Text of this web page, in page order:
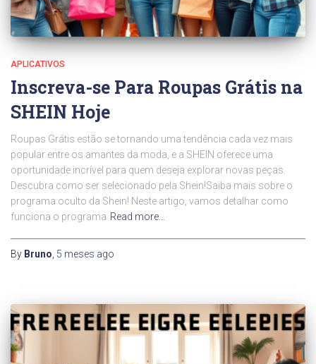
APLICATIVOS
Inscreva-se Para Roupas Grátis na
SHEIN Hoje
Roupas Grátis estão se tornando uma tendência cada vez mais
popular entre os amantes da moda, e a SHEIN oferece uma
oportunidade incrível para quem deseja explorar novas peças.
Descubra como ser selecionado pela Shein!Saiba mais sobre o
programa oculto da Shein! Neste artigo, vamos detalhar como
funciona o programa Read more…
By Bruno 5 meses ago